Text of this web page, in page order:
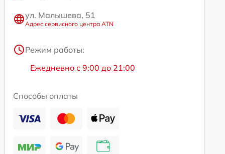
ул. Малышева, 51
Адрес сервисного центра ATN
Режим работы:
Ежедневно с 9:00 до 21:00
Способы оплаты